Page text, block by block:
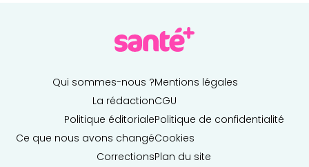
Qui sommes-nous ?
La rédaction
Politique éditoriale
Ce que nous avons changé
Corrections
Mentions légales
CGU
Politique de confidentialité
Cookies
Plan du site